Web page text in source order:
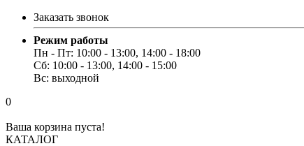
Заказать звонок
Режим работы
Пн - Пт: 10:00 - 13:00, 14:00 - 18:00
Сб: 10:00 - 13:00, 14:00 - 15:00
Вс: выходной
0
Ваша корзина пуста!
КАТАЛОГ